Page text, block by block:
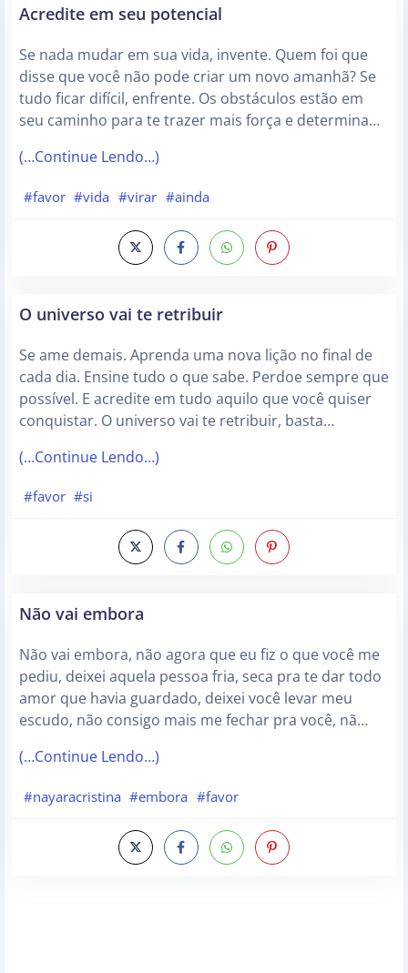
Acredite em seu potencial
Se nada mudar em sua vida, invente. Quem foi que
disse que você não pode criar um novo amanhã? Se
tudo ficar difícil, enfrente. Os obstáculos estão em
seu caminho para te trazer mais força e determina…
(…Continue Lendo…)
#favor #vida #virar #ainda
O universo vai te retribuir
Se ame demais. Aprenda uma nova lição no final de
cada dia. Ensine tudo o que sabe. Perdoe sempre que
possível. E acredite em tudo aquilo que você quiser
conquistar. O universo vai te retribuir, basta…
(…Continue Lendo…)
#favor #si
Não vai embora
Não vai embora, não agora que eu fiz o que você me
pediu, deixei aquela pessoa fria, seca pra te dar todo
amor que havia guardado, deixei você levar meu
escudo, não consigo mais me fechar pra você, nã…
(…Continue Lendo…)
#nayaracristina #embora #favor